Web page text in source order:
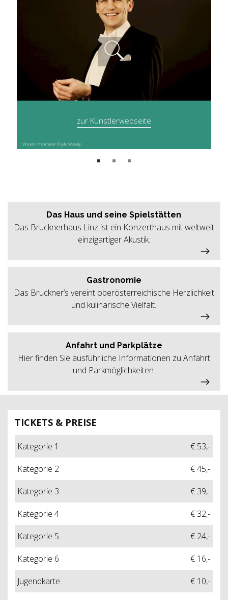
TICKETS & PREISE
Kategorie 1
€ 53,-
Kategorie 2
€ 45,-
Kategorie 3
€ 39,-
Kategorie 4
€ 32,-
Kategorie 5
€ 24,-
Kategorie 6
€ 16,-
Jugendkarte
€ 10,-
zur Künstlerwebseite
Vinzenz Praxmarer © Julia Wesely
Das Haus und seine Spielstätten
Das Brucknerhaus Linz ist ein Konzerthaus mit weltweit
einzigartiger Akustik.
Gastronomie
Das Bruckner’s vereint oberösterreichische Herzlichkeit
und kulinarische Vielfalt.
Anfahrt und Parkplätze
Hier finden Sie ausführliche Informationen zu Anfahrt
und Parkmöglichkeiten.